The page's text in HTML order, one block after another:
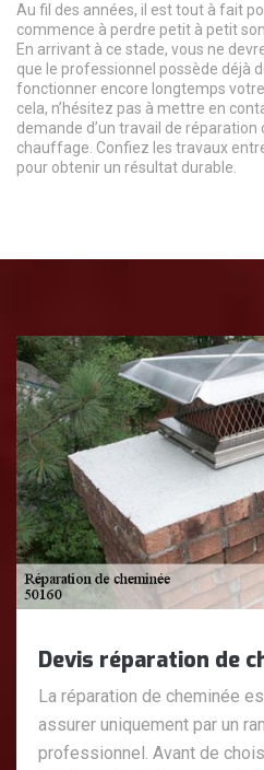
Au fil des années, il est tout à fait
commence à perdre petit à petit
En arrivant à ce stade, vous ne
que le professionnel possède déjà
fonctionner encore longtemps
cela, n’hésitez pas à mettre en
demande d’un travail de
chauffage. Confiez les travaux
pour obtenir un résultat durable.
Devis réparation de
La réparation de cheminée
assurer uniquement par un
professionnel. Avant de